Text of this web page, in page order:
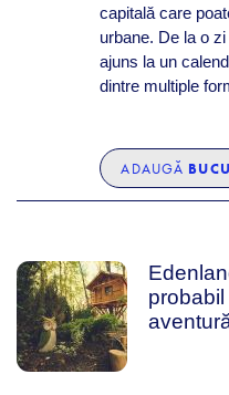
capitală care
urbane. De la o
ajuns la un
dintre multiple
ADAUGĂ